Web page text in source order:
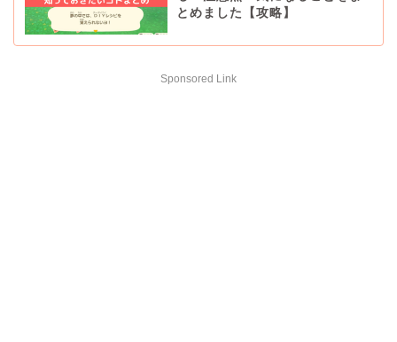
とめました【攻略】
Sponsored Link